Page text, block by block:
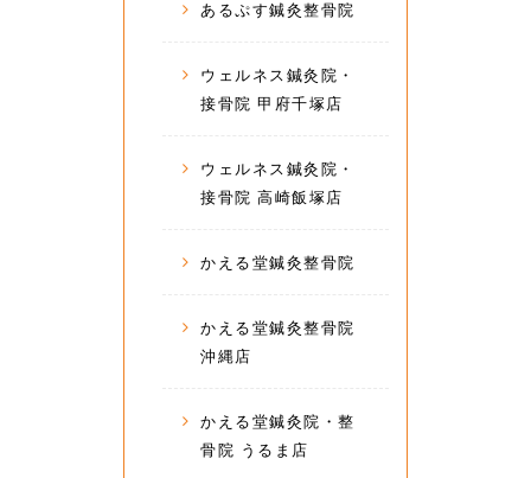
あるぷす鍼灸整骨院
ウェルネス鍼灸院・
接骨院 甲府千塚店
ウェルネス鍼灸院・
接骨院 高崎飯塚店
かえる堂鍼灸整骨院
かえる堂鍼灸整骨院
沖縄店
かえる堂鍼灸院・整
骨院 うるま店